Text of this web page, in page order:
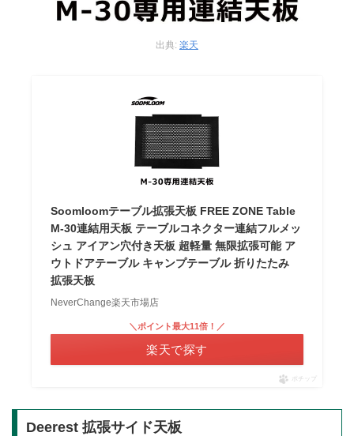
出典: 楽天
Soomloomテーブル拡張天板 FREE ZONE Table
M-30連結用天板 テーブルコネクター連結フルメッ
シュ アイアン穴付き天板 超軽量 無限拡張可能 ア
ウトドアテーブル キャンプテーブル 折りたたみ
拡張天板
NeverChange楽天市場店
＼ポイント最大11倍！／
楽天で探す
ポチップ
Deerest 拡張サイド天板